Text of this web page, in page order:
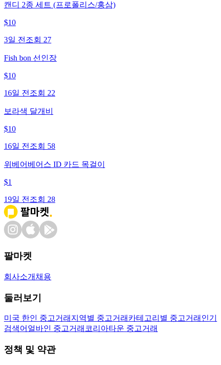
캔디 2종 세트 (프로폴리스/홍삼)
$10
3일 전 조회 27
Fish bon 선인장
$10
16일 전 조회 22
보라색 달개비
$10
16일 전 조회 58
위베어베어스 ID 카드 목걸이
$1
19일 전 조회 28
팔마켓
회사소개 채용
둘러보기
미국 한인 중고거래 지역별 중고거래 카테고리별 중고거래 인기
검색어 얼바인 중고거래 코리아타운 중고거래
정책 및 약관